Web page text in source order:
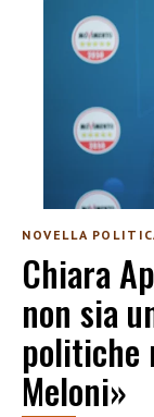
NOVELLA
Chiara
non sia
politiche
Meloni»